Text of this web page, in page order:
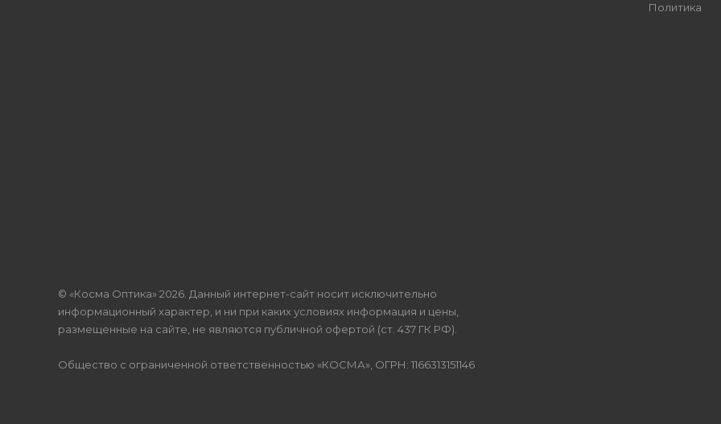
Политика
© «Косма Оптика» 2026. Данный интернет-сайт носит исключительно
информационный характер, и ни при каких условиях информация и цены,
размещенные на сайте, не являются публичной офертой (ст. 437 ГК РФ).
Общество с ограниченной ответственностью «КОСМА», ОГРН: 1166313151146